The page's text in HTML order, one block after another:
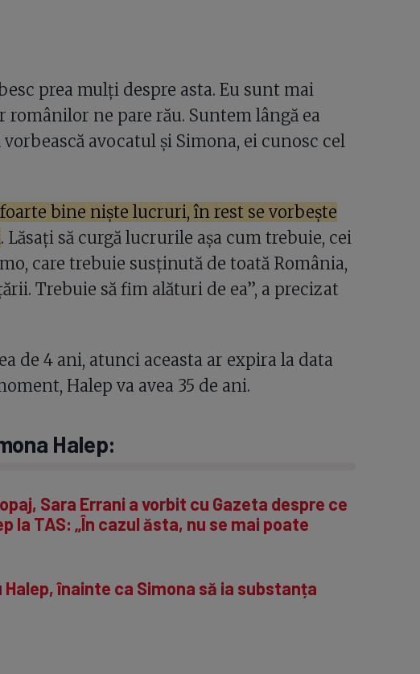
prea mulți despre asta. Eu sunt mai
ne pare rău. Suntem lângă ea
avocatul și Simona, ei cunosc cel
bine niște lucruri, în rest se vorbește
. Lăsați să curgă lucrurile așa cum trebuie, cei
care trebuie susținută de toată România,
Trebuie să fim alături de ea”, a precizat
de 4 ani, atunci aceasta ar expira la data
Halep va avea 35 de ani.
Halep:
Sara Errani a vorbit cu Gazeta despre ce
la TAS: „În cazul ăsta, nu se mai poate
înainte ca Simona să ia substanța